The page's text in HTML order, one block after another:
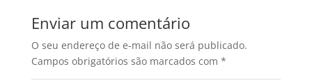
Enviar um comentário
O seu endereço de e-mail não será publicado.
Campos obrigatórios são marcados com *